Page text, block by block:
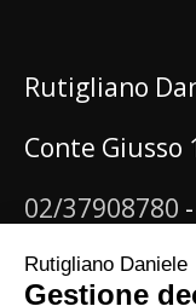
Rutigliano
Conte Giusso
02/37908780